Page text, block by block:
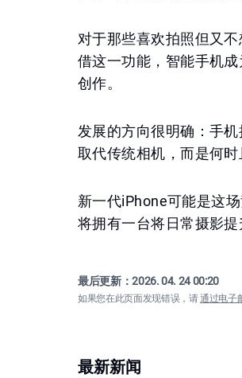
对于那些喜欢拍照但又
借这一功能，智能手机
创作。
发展的方向很明确：手
取代传统相机，而是何
新一代iPhone可能是这
将拥有一台将日常摄影提
最后更新：2026. 04. 24 00:20
如果您在此页面发现错误，请通过电子
最新新闻